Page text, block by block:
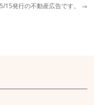
5/15発行の不動産広告です。 →